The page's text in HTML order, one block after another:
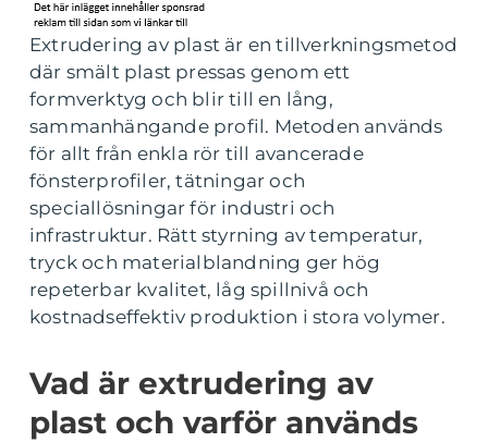
Extrudering av plast är en tillverkningsmetod
där smält plast pressas genom ett
formverktyg och blir till en lång,
sammanhängande profil. Metoden används
för allt från enkla rör till avancerade
fönsterprofiler, tätningar och
speciallösningar för industri och
infrastruktur. Rätt styrning av temperatur,
tryck och materialblandning ger hög
repeterbar kvalitet, låg spillnivå och
kostnadseffektiv produktion i stora volymer.
Vad är extrudering av
plast och varför används